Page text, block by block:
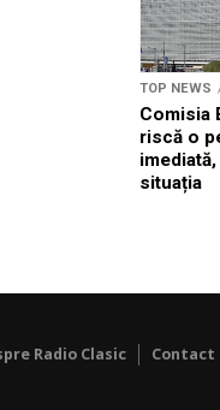
TOP NEWS
Comisia
riscă o
situația
Radio Clasic Contact